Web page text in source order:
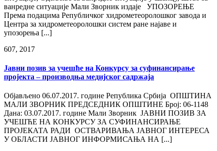
ванредне ситуације Мали Зворник издаје УПОЗОРЕЊЕ
Према подацима Републичког хидрометеоролошког завода и
Центра за хидрометеоролошки систем ране најаве и
упозорења [...]
607, 2017
Јавни позив за учешће на Конкурсу за суфинансирање
пројекта – производња медијског садржаја
Објављено 06.07.2017. године Република Србија ОПШТИНА
МАЛИ ЗВОРНИК ПРЕДСЕДНИК ОПШТИНЕ Број: 06-1148
Дана: 03.07.2017. године Мали Зворник ЈАВНИ ПОЗИВ ЗА
УЧЕШЋЕ НА КОНКУРСУ ЗА СУФИНАНСИРАЊЕ
ПРОЈЕКАТА РАДИ ОСТВАРИВАЊА ЈАВНОГ ИНТЕРЕСА
У ОБЛАСТИ ЈАВНОГ ИНФОРМИСАЊА НА [...]